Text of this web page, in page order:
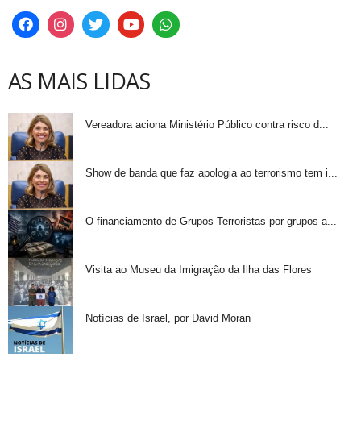
AS MAIS LIDAS
Vereadora aciona Ministério Público contra risco d...
Show de banda que faz apologia ao terrorismo tem i...
O financiamento de Grupos Terroristas por grupos a...
Visita ao Museu da Imigração da Ilha das Flores
Notícias de Israel, por David Moran